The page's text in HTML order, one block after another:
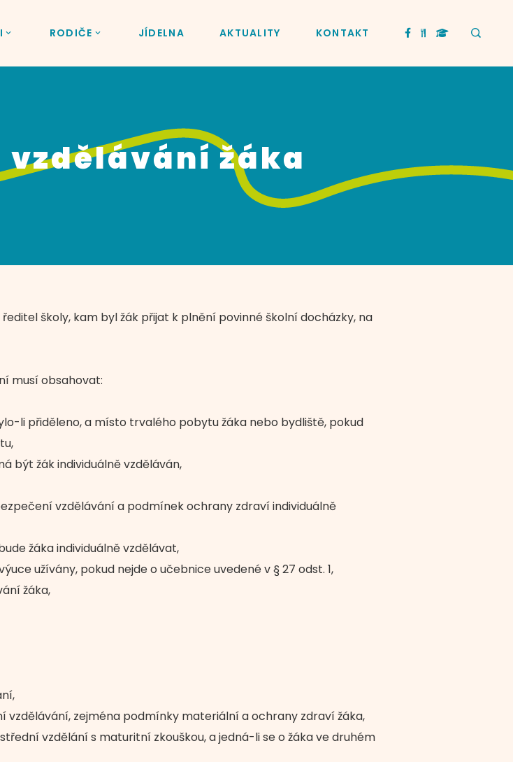
RODIČE JÍDELNA AKTUALITY KONTAKT
žáka
školy, kam byl žák přijat k plnění povinné školní docházky, na
musí obsahovat:
li přiděleno, a místo trvalého pobytu žáka nebo bydliště, pokud
být žák individuálně vzděláván,
vzdělávání a podmínek ochrany zdraví individuálně
žáka individuálně vzdělávat,
užívány, pokud nejde o učebnice uvedené v § 27 odst. 1,
žáka,
zejména podmínky materiální a ochrany zdraví žáka,
vzdělání s maturitní zkouškou, a jedná-li se o žáka ve druhém